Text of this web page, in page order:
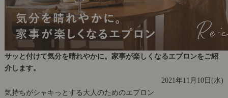
サッと付けて気分を晴れやかに。家事が楽しくなるエプロンをご紹
介します。
2021年11月10日(水)
気持ちがシャキっとする大人のためのエプロン